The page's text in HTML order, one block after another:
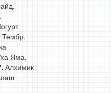
Тембр.
Яма.
Алхимик